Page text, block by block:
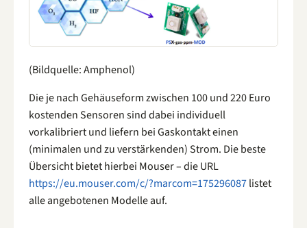
(Bildquelle: Amphenol)
Die je nach Gehäuseform zwischen 100 und 220 Euro
kostenden Sensoren sind dabei individuell
vorkalibriert und liefern bei Gaskontakt einen
(minimalen und zu verstärkenden) Strom. Die beste
Übersicht bietet hierbei Mouser – die URL
https://eu.mouser.com/c/?marcom=175296087listet
alle angebotenen Modelle auf.